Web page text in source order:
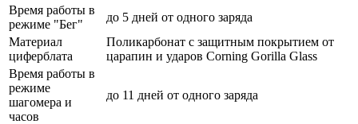
Время работы в
режиме "Бег"
до 5 дней от одного заряда
Материал
циферблата
Поликарбонат с защитным покрытием от
царапин и ударов Corning Gorilla Glass
Время работы в
режиме
шагомера и
часов
до 11 дней от одного заряда